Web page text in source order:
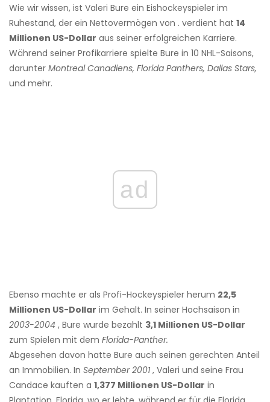
Wie wir wissen, ist Valeri Bure ein Eishockeyspieler im
Ruhestand, der ein Nettovermögen von . verdient hat 14
Millionen US-Dollar aus seiner erfolgreichen Karriere.
Während seiner Profikarriere spielte Bure in 10 NHL-Saisons,
darunter Montreal Canadiens, Florida Panthers, Dallas Stars,
und mehr.
ad
Ebenso machte er als Profi-Hockeyspieler herum 22,5
Millionen US-Dollar im Gehalt. In seiner Hochsaison in
2003-2004 , Bure wurde bezahlt 3,1 Millionen US-Dollar
zum Spielen mit dem Florida-Panther.
Abgesehen davon hatte Bure auch seinen gerechten Anteil
an Immobilien. In September 2001 , Valeri und seine Frau
Candace kauften a 1,377 Millionen US-Dollar in